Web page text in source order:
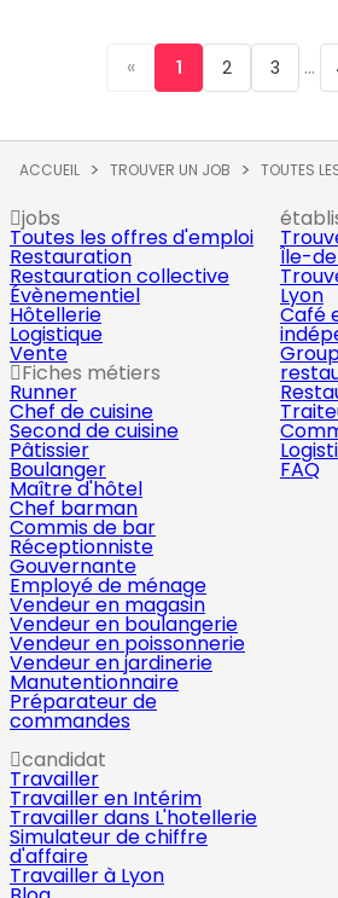
« 1 2 3 ...
ACCUEIL TROUVER UN JOB TOUTES
jobs
Toutes les offres d'emploi
Restauration
Restauration collective
Évènementiel
Hôtellerie
Logistique
Vente
Fiches métiers
Runner
Chef de cuisine
Second de cuisine
Pâtissier
Boulanger
Maître d'hôtel
Chef barman
Commis de bar
Réceptionniste
Gouvernante
Employé de ménage
Vendeur en magasin
Vendeur en boulangerie
Vendeur en poissonnerie
Vendeur en jardinerie
Manutentionnaire
Préparateur de
commandes
Île-
Lyon
Café
FAQ
candidat
Travailler
Travailler en Intérim
Travailler dans L'hotellerie
Simulateur de chiffre
d'affaire
Travailler à Lyon